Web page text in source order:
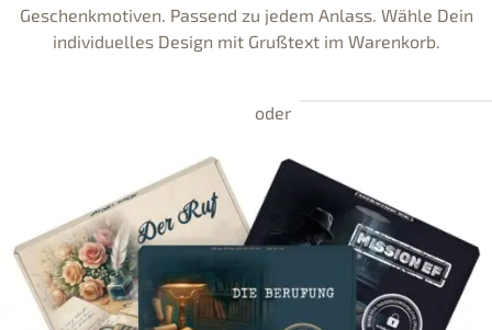
Geschenkmotiven. Passend zu jedem Anlass. Wähle Dein
individuelles Design mit Grußtext im Warenkorb.